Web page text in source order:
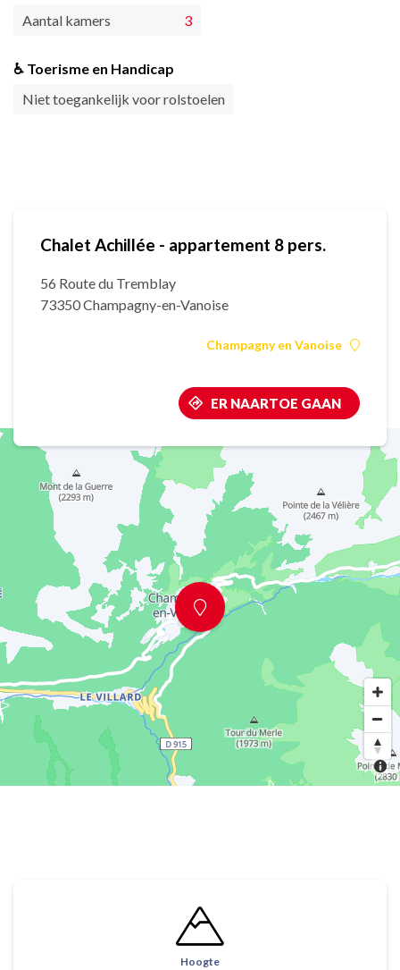
Aantal kamers 3
♿ Toerisme en Handicap
Niet toegankelijk voor rolstoelen
Chalet Achillée - appartement 8 pers.
56 Route du Tremblay
73350 Champagny-en-Vanoise
Champagny en Vanoise
ER NAARTOE GAAN
Hoogte